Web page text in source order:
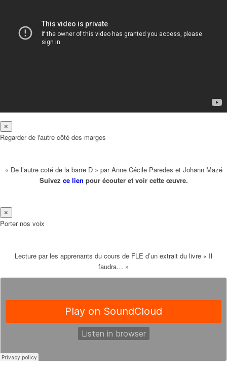
×
Regarder de l'autre côté des marges
« De l’autre coté de la barre D » par Anne Cécile Paredes et Johann Mazé
Suivez ce lien pour écouter et voir cette œuvre.
×
Porter nos voix
Lecture par les apprenants du cours de FLE d’un extrait du livre « Il
faudra… »